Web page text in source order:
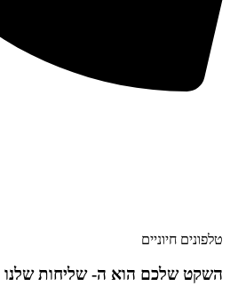
טלפונים חיוניים
השקט שלכם הוא ה- שליחות שלנו